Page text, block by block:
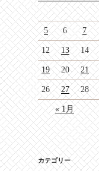
5 6 7
12 13 14
19 20 21
26 27 28
« 1月
カテゴリー